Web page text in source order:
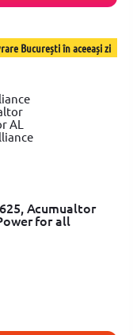
București în aceeași zi
Acumualtor
for all